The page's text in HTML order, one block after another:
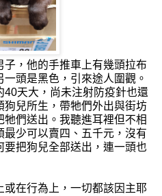
，他的手推車上有幾頭拉布
頭是黑色，引來途人圍觀。
天大，尚未注射防疫針也還
兒所生，帶牠們外出與街坊
們送出。我聽進耳裡但不相
少可以賣四、五千元，沒有
把狗兒全部送出，連一頭也
或在行為上，一切都該因主耶